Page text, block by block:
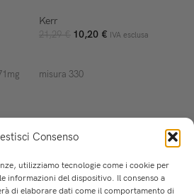
Consenso
utilizziamo tecnologie come i cookie per
informazioni del dispositivo. Il consenso a
di elaborare dati come il comportamento di
Kerr
21,29€ 10,20 € IVA esclusa
misura 330